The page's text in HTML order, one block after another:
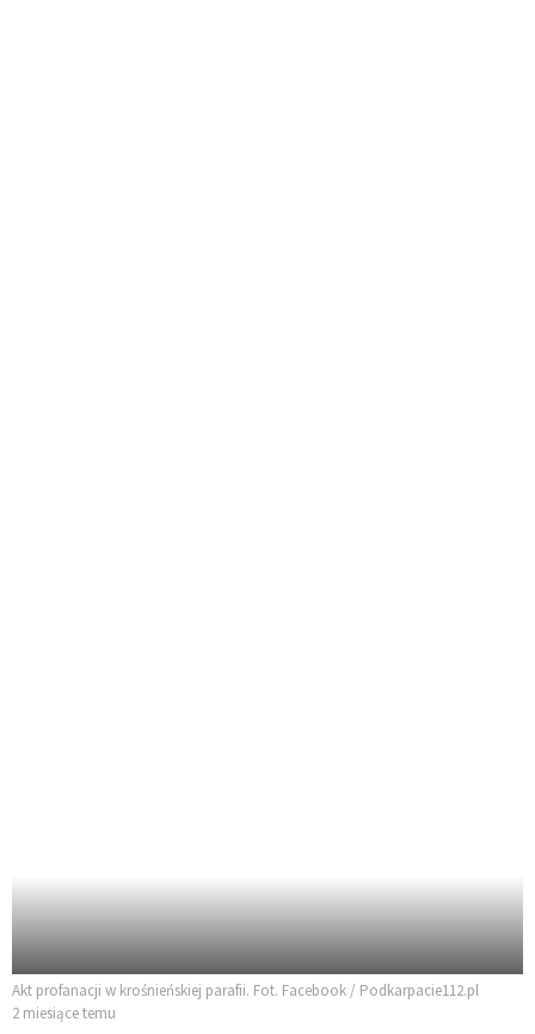
Akt profanacji w krośnieńskiej parafii. Fot. Facebook / Podkarpacie112.pl
2 miesiące temu